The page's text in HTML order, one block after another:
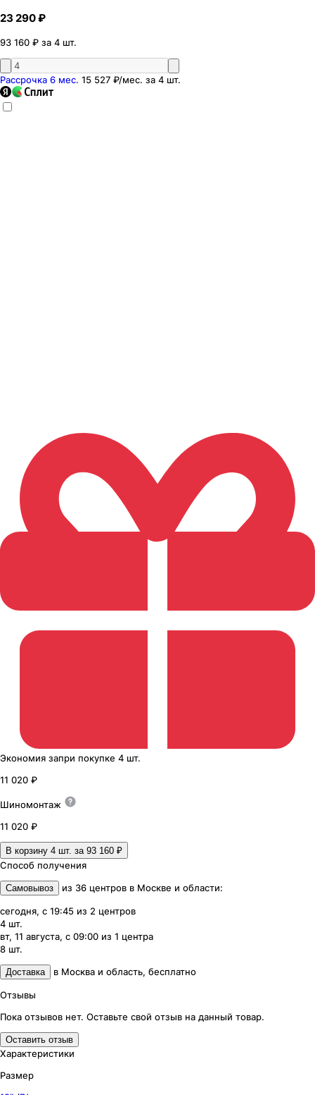
23 290 ₽
93 160 ₽ за 4 шт.
Рассрочка 6 мес. 15 527 ₽/мес. за 4 шт.
Экономия запри покупке 4 шт.
11 020 ₽
Шиномонтаж
11 020 ₽
В корзину 4 шт. за 93 160 ₽
Способ получения
Самовывоз из 36 центров в Москве и области:
сегодня, с 19:45 из 2 центров
4 шт.
вт, 11 августа, с 09:00 из 1 центра
8 шт.
Доставка в Москва и область, бесплатно
Отзывы
Пока отзывов нет. Оставьте свой отзыв на данный товар.
Оставить отзыв
Характеристики
Размер